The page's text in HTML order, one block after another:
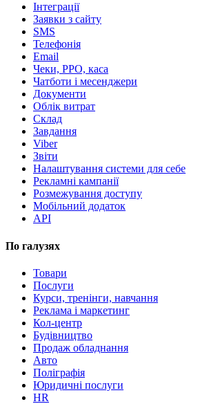
Інтеграції
Заявки з сайту
SMS
Телефонія
Email
Чеки, РРО, каса
Чатботи і месенджери
Документи
Облік витрат
Склад
Завдання
Viber
Звіти
Налаштування системи для себе
Рекламні кампанії
Розмежування доступу
Мобільний додаток
API
По галузях
Товари
Послуги
Курси, тренінги, навчання
Реклама і маркетинг
Кол-центр
Будівництво
Продаж обладнання
Авто
Поліграфія
Юридичні послуги
HR